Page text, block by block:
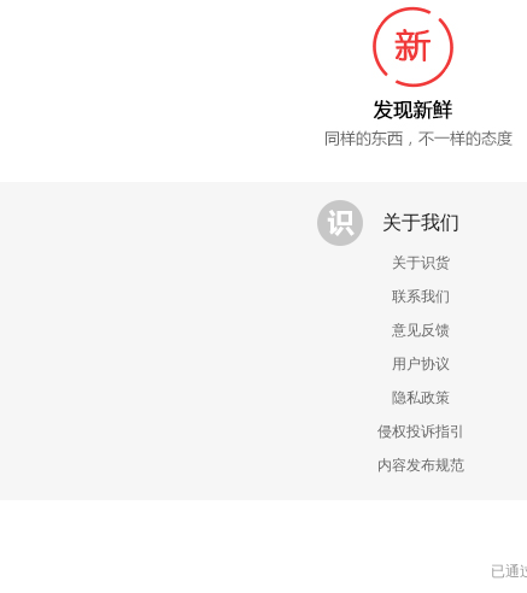
关于我们
关于识货
联系我们
意见反馈
用户协议
隐私政策
侵权投诉指引
内容发布规范
已通